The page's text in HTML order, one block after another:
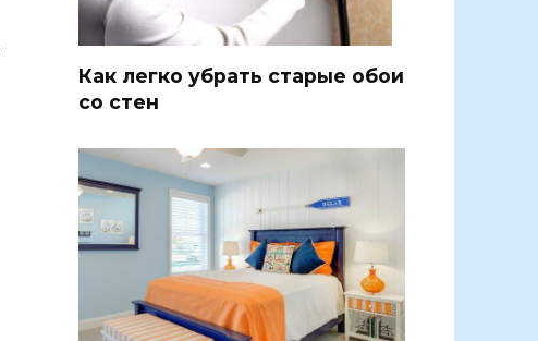
Как легко убрать старые обои
со стен